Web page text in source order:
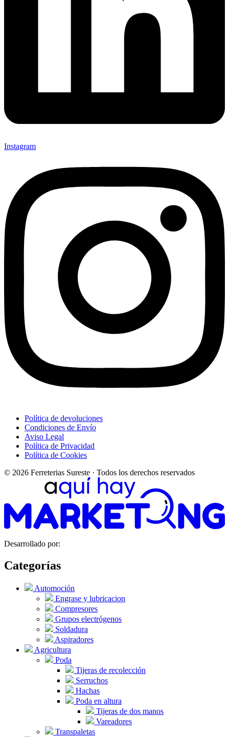
Instagram
Política de devoluciones
Condiciones de Envío
Aviso Legal
Política de Privacidad
Política de Cookies
© 2026 Ferreterias Sureste · Todos los derechos reservados
Desarrollado por:
Categorías
Automoción
Engrase y lubricacion
Compresores
Grupos electrógenos
Soldadura
Aspiradores
Agricultura
Poda
Tijeras de recolección
Serruchos
Hachas
Poda en altura
Tijeras de dos manos
Vareadores
Transpaletas